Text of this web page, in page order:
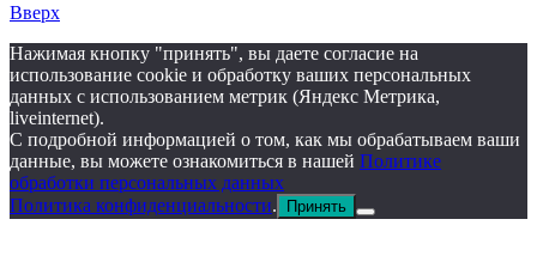
Вверх
Нажимая кнопку "принять", вы даете согласие на
использование cookie и обработку ваших персональных
данных с использованием метрик (Яндекс Метрика,
liveinternet).
С подробной информацией о том, как мы обрабатываем ваши
данные, вы можете ознакомиться в нашей Политике
обработки персональных данных
Политика конфиденциальности. Принять